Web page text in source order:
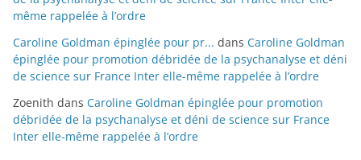
même rappelée à l’ordre
Caroline Goldman épinglée pour pr... dans Caroline Goldman
épinglée pour promotion débridée de la psychanalyse et déni
de science sur France Inter elle-même rappelée à l’ordre
Zoenith dans Caroline Goldman épinglée pour promotion
débridée de la psychanalyse et déni de science sur France
Inter elle-même rappelée à l’ordre